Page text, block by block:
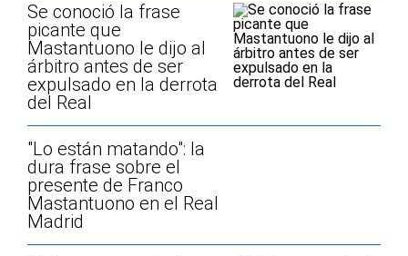
Se conoció la frase
picante que
Mastantuono le dijo al
árbitro antes de ser
expulsado en la derrota
del Real
"Lo están matando": la
dura frase sobre el
presente de Franco
Mastantuono en el Real
Madrid